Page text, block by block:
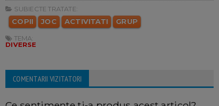
SUBIECTE TRATATE:
COPII JOC ACTIVITATI GRUP
TEMA:
DIVERSE
COMENTARII VIZITATORI